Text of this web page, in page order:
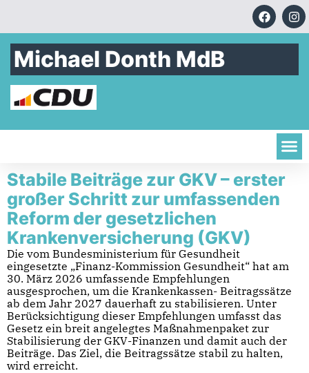
Michael Donth MdB
Stabile Beiträge zur GKV – erster
großer Schritt zur umfassenden
Reform der gesetzlichen
Krankenversicherung (GKV)
Die vom Bundesministerium für Gesundheit
eingesetzte „Finanz-Kommission Gesundheit“ hat am
30. März 2026 umfassende Empfehlungen
ausgesprochen, um die Krankenkassen- Beitragssätze
ab dem Jahr 2027 dauerhaft zu stabilisieren. Unter
Berücksichtigung dieser Empfehlungen umfasst das
Gesetz ein breit angelegtes Maßnahmenpaket zur
Stabilisierung der GKV-Finanzen und damit auch der
Beiträge. Das Ziel, die Beitragssätze stabil zu halten,
wird erreicht.